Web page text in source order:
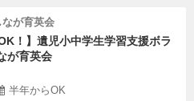
が育英会
！】遺児小中学生学習支援ボラ
が育英会
半年からOK